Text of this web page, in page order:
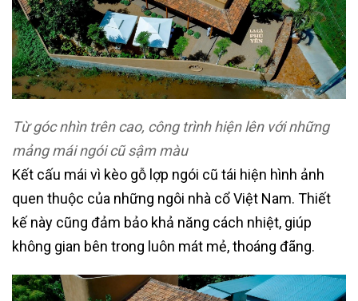
Từ góc nhìn trên cao, công trình hiện lên với những
mảng mái ngói cũ sậm màu
Kết cấu mái vì kèo gỗ lợp ngói cũ tái hiện hình ảnh
quen thuộc của những ngôi nhà cổ Việt Nam. Thiết
kế này cũng đảm bảo khả năng cách nhiệt, giúp
không gian bên trong luôn mát mẻ, thoáng đãng.